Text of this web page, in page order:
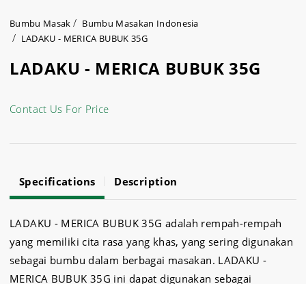
Bumbu Masak
Bumbu Masakan Indonesia
LADAKU - MERICA BUBUK 35G
LADAKU - MERICA BUBUK 35G
Contact Us For Price
Specifications Description
LADAKU - MERICA BUBUK 35G adalah rempah-rempah
yang memiliki cita rasa yang khas, yang sering digunakan
sebagai bumbu dalam berbagai masakan. LADAKU -
MERICA BUBUK 35G ini dapat digunakan sebagai